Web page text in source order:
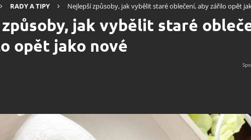
RADY A TIPY Nejlepší způsoby, jak vybělit staré oblečení, aby zářilo opět
jak vybělit staré
opět jako nové